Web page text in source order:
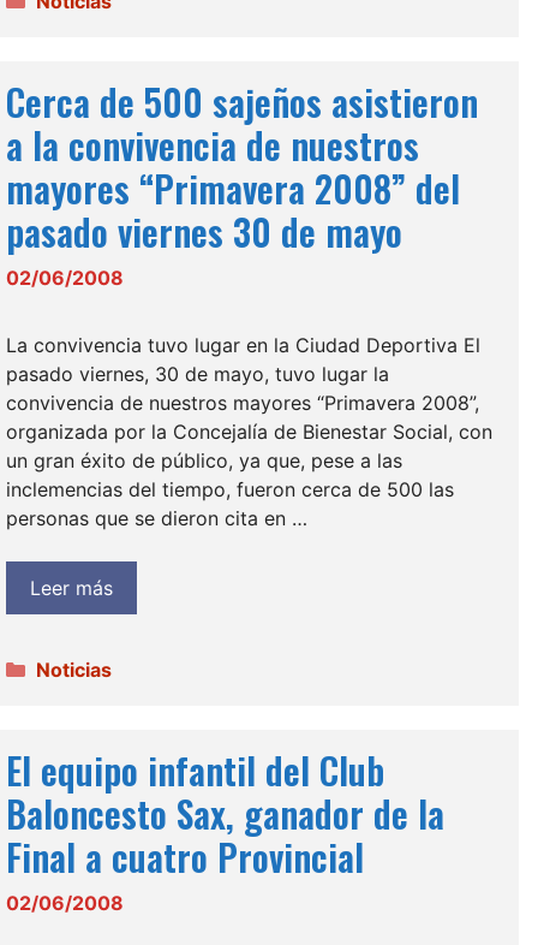
Cerca de 500 sajeños asistieron
a la convivencia de nuestros
mayores “Primavera 2008” del
pasado viernes 30 de mayo
02/06/2008
La convivencia tuvo lugar en la Ciudad Deportiva El
pasado viernes, 30 de mayo, tuvo lugar la
convivencia de nuestros mayores “Primavera 2008”,
organizada por la Concejalía de Bienestar Social, con
un gran éxito de público, ya que, pese a las
inclemencias del tiempo, fueron cerca de 500 las
personas que se dieron cita en …
Leer más
Categorías
Noticias
El equipo infantil del Club
Baloncesto Sax, ganador de la
Final a cuatro Provincial
02/06/2008